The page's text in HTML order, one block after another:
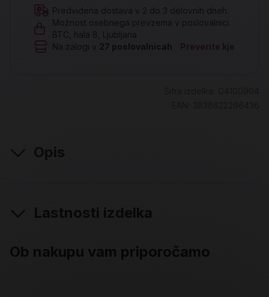
Predvidena dostava v 2 do 3 delovnih dneh.
Možnost osebnega prevzema v poslovalnici
BTC, hala 8, Ljubljana
Na zalogi v 27 poslovalnicah Preverite kje
Opis
Lastnosti izdelka
Ob nakupu vam priporočamo